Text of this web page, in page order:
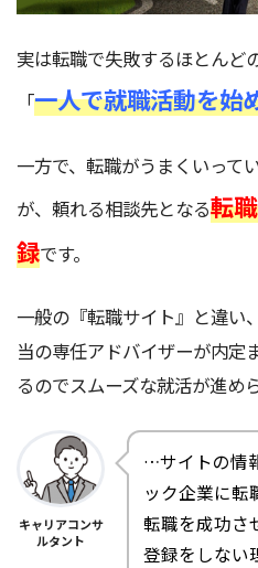
実は転職で失敗するほとんど
「一人で就職活動を始
一方で、転職がうまくいって
が、頼れる相談先となる転
録です。
一般の『転職サイト』と違い
当の専任アドバイザーが内定
るのでスムーズな就活が進め
キャリアコンサ
ルタント
…サイトの情
ック企業に転
転職を成功さ
登録をしない